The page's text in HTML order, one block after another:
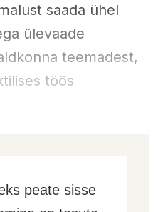
saada ühel
ülevaade
teemadest,
töös
peate sisse